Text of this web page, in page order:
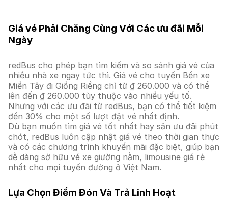
Giá vé Phải Chăng Cùng Với Các ưu đãi Mỗi
Ngày
redBus cho phép bạn tìm kiếm và so sánh giá vé của
nhiều nhà xe ngay tức thì. Giá vé cho tuyến Bến xe
Miền Tây đi Giồng Riềng chỉ từ ₫ 260.000 và có thể
lên đến ₫ 260.000 tùy thuộc vào nhiều yếu tố.
Nhưng với các ưu đãi từ redBus, bạn có thể tiết kiệm
đến 30% cho một số lượt đặt vé nhất định.
Dù bạn muốn tìm giá vé tốt nhất hay săn ưu đãi phút
chót, redBus luôn cập nhật giá vé theo thời gian thực
và có các chương trình khuyến mãi đặc biệt, giúp bạn
dễ dàng sở hữu vé xe giường nằm, limousine giá rẻ
nhất cho mọi tuyến đường ở Việt Nam.
Lựa Chọn Điểm Đón Và Trả Linh Hoạt